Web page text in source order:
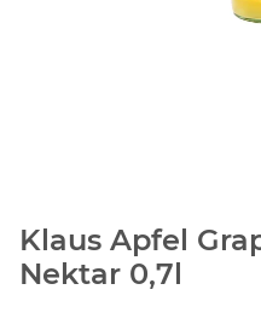
Klaus Apfel
Nektar 0,7l